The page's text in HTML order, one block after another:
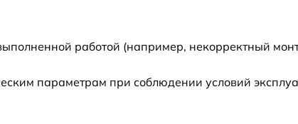
590 р
работой (например, некорректный
параметрам при соблюдении условий